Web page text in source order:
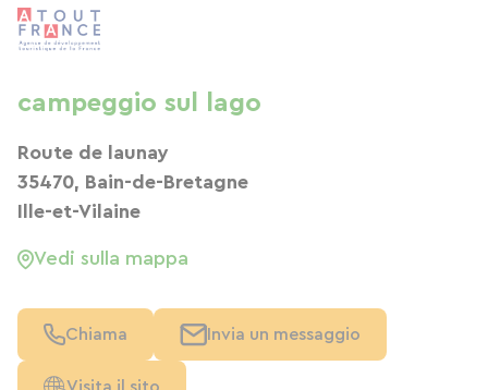
campeggio sul lago
Route de launay
35470, Bain-de-Bretagne
Ille-et-Vilaine
Vedi sulla mappa
Chiama Invia un messaggio